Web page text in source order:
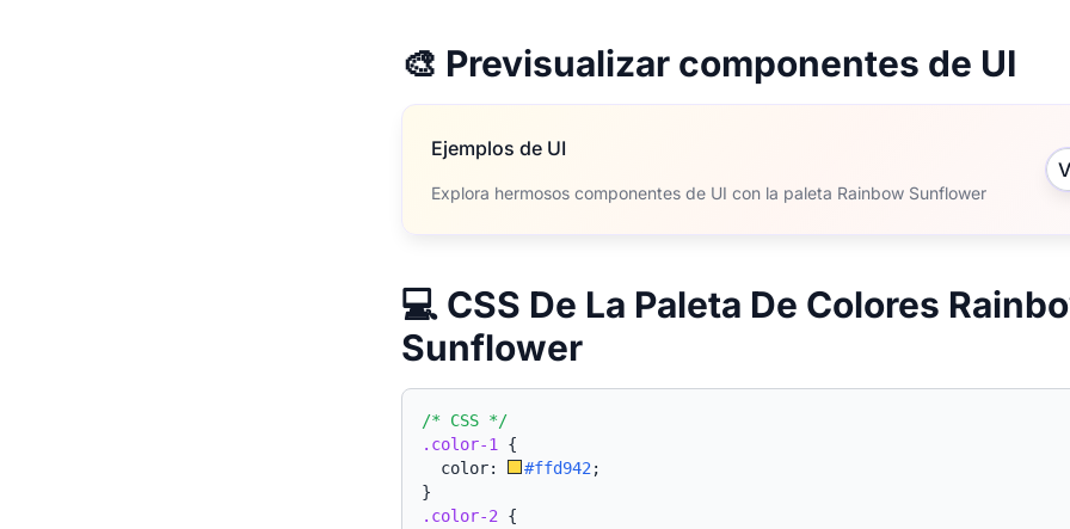
🎨 Previsualizar componentes de UI
Ejemplos de UI
Explora hermosos componentes de UI con la paleta Rainbow Sunflower
💻 CSS De La Paleta De Colores
Sunflower
/* CSS */
.color-1
{
  color:
#ffd942 ;
}
.color-2 {